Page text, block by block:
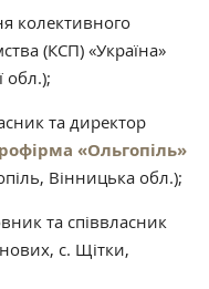
колективного
(КСП) «Україна»
обл.);
та директор
«Ольгопіль»
Вінницька обл.);
та співвласник
с. Щітки,